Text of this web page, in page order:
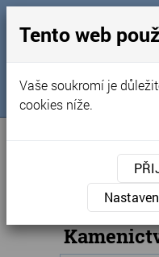
Tento web
Vaše soukromí je
cookies níže.